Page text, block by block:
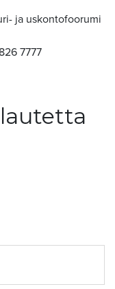
ja uskontofoorumi
7777